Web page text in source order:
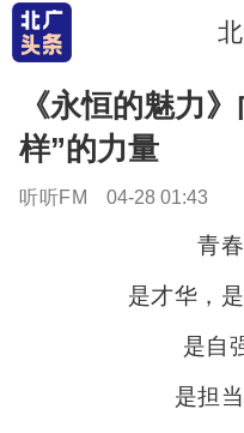
《永恒的魅力
样”的力量
听听FM 04-28 01:43
青
是才华，
是自
是担